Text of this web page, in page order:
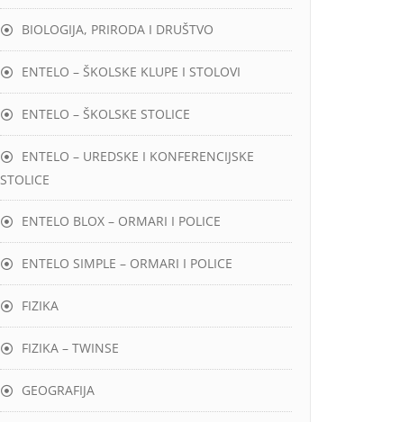
BIOLOGIJA, PRIRODA I DRUŠTVO
ENTELO – ŠKOLSKE KLUPE I STOLOVI
ENTELO – ŠKOLSKE STOLICE
ENTELO – UREDSKE I KONFERENCIJSKE
STOLICE
ENTELO BLOX – ORMARI I POLICE
ENTELO SIMPLE – ORMARI I POLICE
FIZIKA
FIZIKA – TWINSE
GEOGRAFIJA